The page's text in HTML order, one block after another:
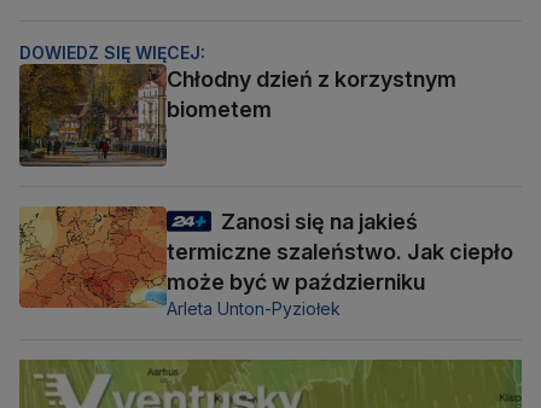
DOWIEDZ SIĘ WIĘCEJ:
Chłodny dzień z korzystnym
biometem
Zanosi się na jakieś
termiczne szaleństwo. Jak ciepło
może być w październiku
Arleta Unton-Pyziołek